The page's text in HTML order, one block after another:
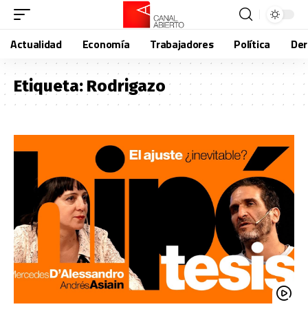
Actualidad Economía Trabajadores Política
Etiqueta:Rodrigazo